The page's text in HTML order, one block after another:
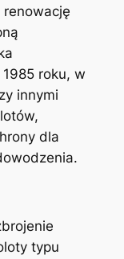
roku, w
innymi
dla
typu